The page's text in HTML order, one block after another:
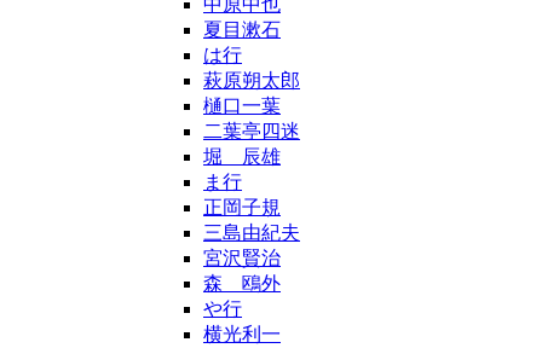
中原中也
夏目漱石
は行
萩原朔太郎
樋口一葉
二葉亭四迷
堀 辰雄
ま行
正岡子規
三島由紀夫
宮沢賢治
森 鴎外
や行
横光利一